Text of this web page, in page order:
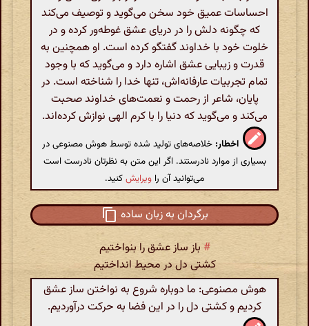
احساسات عمیق خود سخن می‌گوید و توصیف می‌کند
که چگونه دلش را در دریای عشق غوطه‌ور کرده و در
خلوت خود با خداوند گفتگو کرده است. او همچنین به
قدرت و زیبایی عشق اشاره دارد و می‌گوید که با وجود
تمام تجربیات عارفانه‌اش، تنها خدا را شناخته است. در
پایان، شاعر از رحمت و نعمت‌های خداوند صحبت
می‌کند و می‌گوید که دنیا را با کرم الهی نوازش کرده‌اند.
اخطار: خلاصه‌های تولید شده توسط هوش مصنوعی در
بسیاری از موارد نادرستند. اگر این متن به نظرتان نادرست است
می‌توانید آن را ویرایشکنید.
برگردان به زبان ساده
# باز ساز عشق را بنواختیم
کشتی دل در محیط انداختیم
هوش مصنوعی: ما دوباره شروع به نواختن ساز عشق
کردیم و کشتی دل را در این فضا به حرکت درآوردیم.